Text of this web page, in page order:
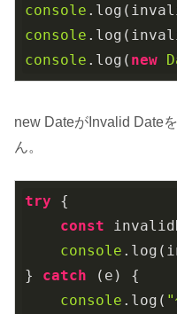
console
console
console .log( new
new DateがInvalid Date
ん。
try {
const
console
} catch (e) {
console .log( "